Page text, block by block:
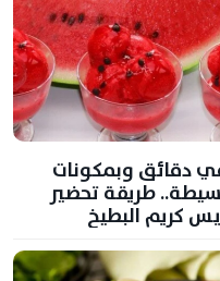
دقائق وبمكونات
طريقة تحضير
كريم البطيخ